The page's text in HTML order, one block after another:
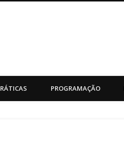
Gyamtso
PROGRAMAÇÃO